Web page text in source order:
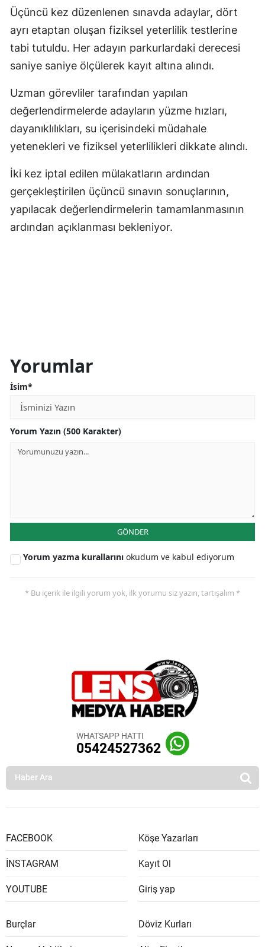
Üçüncü kez düzenlenen sınavda adaylar, dört
ayrı etaptan oluşan fiziksel yeterlilik testlerine
tabi tutuldu. Her adayın parkurlardaki derecesi
saniye saniye ölçülerek kayıt altına alındı.
Uzman görevliler tarafından yapılan
değerlendirmelerde adayların yüzme hızları,
dayanıklılıkları, su içerisindeki müdahale
yetenekleri ve fiziksel yeterlilikleri dikkate alındı.
İki kez iptal edilen mülakatların ardından
gerçekleştirilen üçüncü sınavın sonuçlarının,
yapılacak değerlendirmelerin tamamlanmasının
ardından açıklanması bekleniyor.
Yorumlar
İsim*
Yorum Yazın (500 Karakter)
GÖNDER
Yorum yazma kurallarını okudum ve kabul ediyorum
* Bu içerik ile ilgili yorum yok, ilk yorumu siz yazın, tartışalım *
WHATSAPP HATTI
05424527362
FACEBOOK
İNSTAGRAM
YOUTUBE
Köşe Yazarları
Kayıt Ol
Giriş yap
Burçlar Döviz Kurları